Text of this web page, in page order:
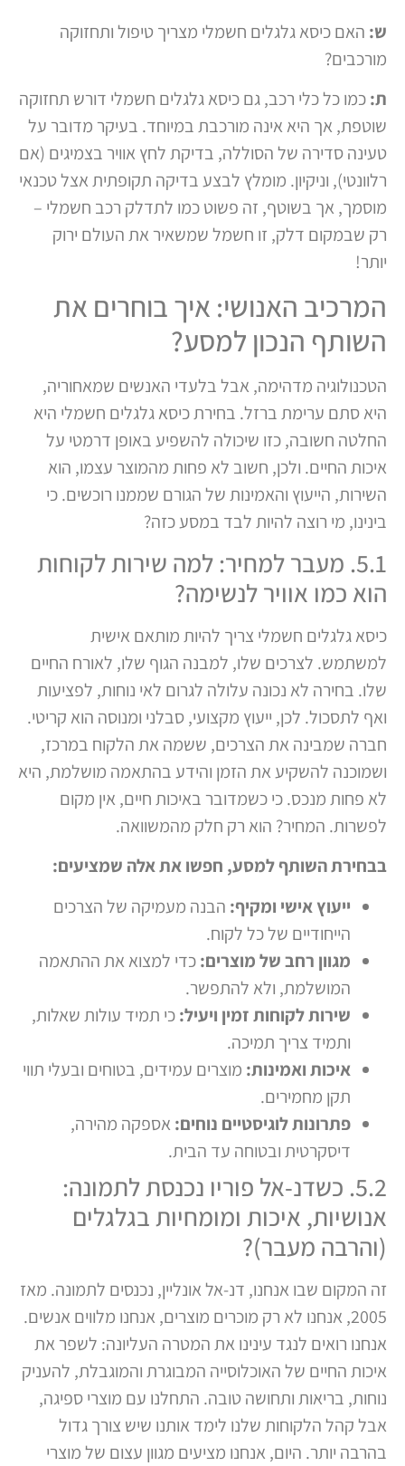
ש:האם כיסא גלגלים חשמלי מצריך טיפול ותחזוקה
מורכבים?
ת:כמו כל כלי רכב, גם כיסא גלגלים חשמלי דורש תחזוקה
שוטפת, אך היא אינה מורכבת במיוחד. בעיקר מדובר על
טעינה סדירה של הסוללה, בדיקת לחץ אוויר בצמיגים (אם
רלוונטי), וניקיון. מומלץ לבצע בדיקה תקופתית אצל טכנאי
מוסמך, אך בשוטף, זה פשוט כמו לתדלק רכב חשמלי –
רק שבמקום דלק, זו חשמל שמשאיר את העולם ירוק
יותר!
המרכיב האנושי: איך בוחרים את
השותף הנכון למסע?
הטכנולוגיה מדהימה, אבל בלעדי האנשים שמאחוריה,
היא סתם ערימת ברזל. בחירת כיסא גלגלים חשמלי היא
החלטה חשובה, כזו שיכולה להשפיע באופן דרמטי על
איכות החיים. ולכן, חשוב לא פחות מהמוצר עצמו, הוא
השירות, הייעוץ והאמינות של הגורם שממנו רוכשים. כי
בינינו, מי רוצה להיות לבד במסע כזה?
5.1. מעבר למחיר: למה שירות לקוחות
הוא כמו אוויר לנשימה?
כיסא גלגלים חשמלי צריך להיות מותאם אישית
למשתמש. לצרכים שלו, למבנה הגוף שלו, לאורח החיים
שלו. בחירה לא נכונה עלולה לגרום לאי נוחות, לפציעות
ואף לתסכול. לכן, ייעוץ מקצועי, סבלני ומנוסה הוא קריטי.
חברה שמבינה את הצרכים, ששמה את הלקוח במרכז,
ושמוכנה להשקיע את הזמן והידע בהתאמה מושלמת, היא
לא פחות מנכס. כי כשמדובר באיכות חיים, אין מקום
לפשרות. המחיר? הוא רק חלק מהמשוואה.
בבחירת השותף למסע, חפשו את אלה שמציעים:
ייעוץ אישי ומקיף:הבנה מעמיקה של הצרכים
הייחודיים של כל לקוח.
מגוון רחב של מוצרים:כדי למצוא את ההתאמה
המושלמת, ולא להתפשר.
שירות לקוחות זמין ויעיל:כי תמיד עולות שאלות,
ותמיד צריך תמיכה.
איכות ואמינות:מוצרים עמידים, בטוחים ובעלי תווי
תקן מחמירים.
פתרונות לוגיסטיים נוחים:אספקה מהירה,
דיסקרטית ובטוחה עד הבית.
5.2. כשדנ-אל פוריו נכנסת לתמונה:
אנושיות, איכות ומומחיות בגלגלים
(והרבה מעבר)?
זה המקום שבו אנחנו, דנ-אל אונליין, נכנסים לתמונה. מאז
2005, אנחנו לא רק מוכרים מוצרים, אנחנו מלווים אנשים.
אנחנו רואים לנגד עינינו את המטרה העליונה: לשפר את
איכות החיים של האוכלוסייה המבוגרת והמוגבלת, להעניק
נוחות, בריאות ותחושה טובה. התחלנו עם מוצרי ספיגה,
אבל קהל הלקוחות שלנו לימד אותנו שיש צורך גדול
בהרבה יותר. היום, אנחנו מציעים מגוון עצום של מוצרי